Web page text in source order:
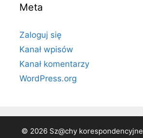
Meta
Zaloguj się
Kanał wpisów
Kanał komentarzy
WordPress.org
© 2026 Sz@chy korespondencyjne